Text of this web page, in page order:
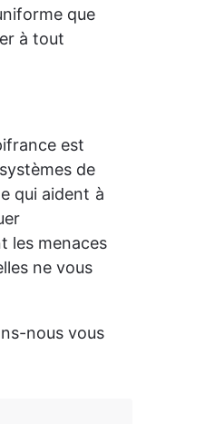
que
à tout
est
de
qui aident à
les menaces
ne vous
nous vous